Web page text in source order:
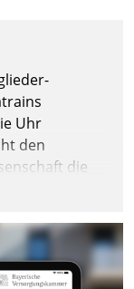
Uhr
den
die
oder PC.